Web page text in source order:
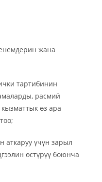
жана
тартибинин
расмий
өз ара
үчүн зарыл
өстүрүү боюнча